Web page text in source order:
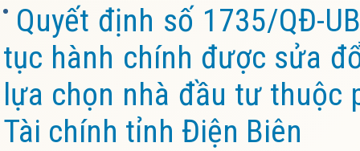
Quyết định số 1735/QĐ-
tục hành chính được sửa
lựa chọn nhà đầu tư thuộc
Tài chính tỉnh Điện Biên